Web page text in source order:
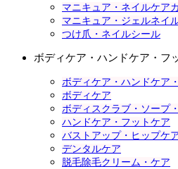
マニキュア・ネイルケア
マニキュア・ジェルネイ
つけ爪・ネイルシール
ボディケア・ハンドケア・フ
ボディケア・ハンドケア
ボディケア
ボディスクラブ・ソープ
ハンドケア・フットケア
バストアップ・ヒップケ
デンタルケア
脱毛除毛クリーム・ケア